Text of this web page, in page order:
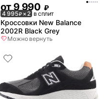
от9 990 ₽
4 995₽× 2 в сплит
Кроссовки New Balance
2002R Black Grey
Можно вернуть